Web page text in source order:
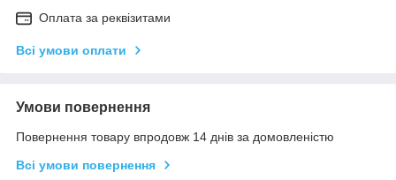
Оплата за реквізитами
Всі умови оплати
Умови повернення
Повернення товару впродовж 14 днів за домовленістю
Всі умови повернення